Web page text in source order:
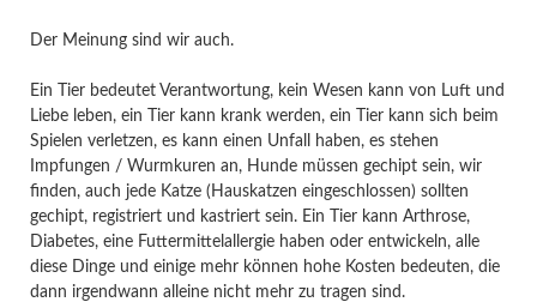
Der Meinung sind wir auch.
Ein Tier bedeutet Verantwortung, kein Wesen kann von Luft und
Liebe leben, ein Tier kann krank werden, ein Tier kann sich beim
Spielen verletzen, es kann einen Unfall haben, es stehen
Impfungen / Wurmkuren an, Hunde müssen gechipt sein, wir
finden, auch jede Katze (Hauskatzen eingeschlossen) sollten
gechipt, registriert und kastriert sein. Ein Tier kann Arthrose,
Diabetes, eine Futtermittelallergie haben oder entwickeln, alle
diese Dinge und einige mehr können hohe Kosten bedeuten, die
dann irgendwann alleine nicht mehr zu tragen sind.